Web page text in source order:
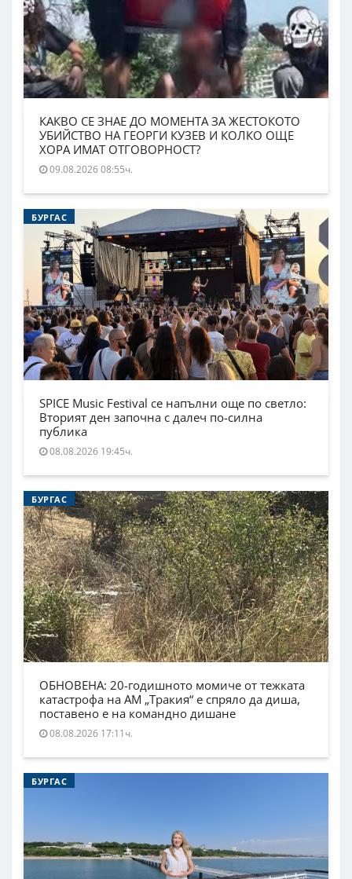
КАКВО СЕ ЗНАЕ ДО МОМЕНТА ЗА ЖЕСТОКОТО
УБИЙСТВО НА ГЕОРГИ КУЗЕВ И КОЛКО ОЩЕ
ХОРА ИМАТ ОТГОВОРНОСТ?
09.08.2026 08:55ч.
БУРГАС
SPICE Music Festival се напълни още по светло:
Вторият ден започна с далеч по-силна
публика
08.08.2026 19:45ч.
БУРГАС
ОБНОВЕНА: 20-годишното момиче от тежката
катастрофа на АМ „Тракия“ е спряло да диша,
поставено е на командно дишане
08.08.2026 17:11ч.
БУРГАС